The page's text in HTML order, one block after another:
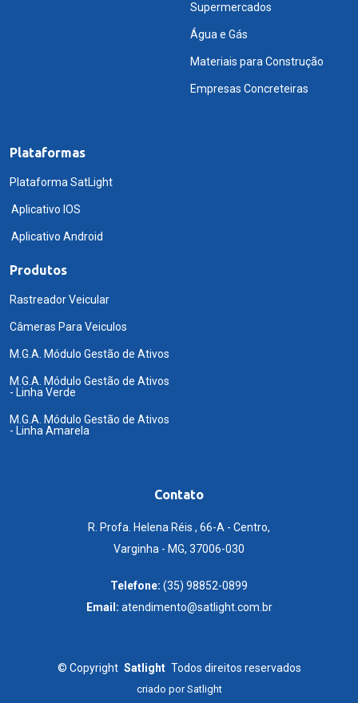
Supermercados
Água e Gás
Materiais para Construção
Empresas Concreteiras
Plataformas
Plataforma SatLight
Aplicativo IOS
Aplicativo Android
Produtos
Rastreador Veicular
Câmeras Para Veiculos
M.G.A. Módulo Gestão de Ativos
M.G.A. Módulo Gestão de Ativos
- Linha Verde
M.G.A. Módulo Gestão de Ativos
- Linha Amarela
Contato
R. Profa. Helena Réis , 66-A - Centro,
Varginha - MG, 37006-030
Telefone: (35) 98852-0899
Email: atendimento@satlight.com.br
© Copyright Satlight Todos direitos reservados
criado porSatlight